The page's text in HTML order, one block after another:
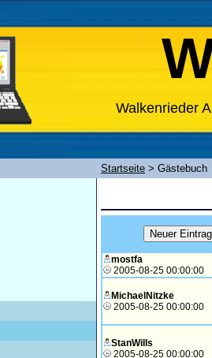
Walkenrieder
Startseite > Gästebuch
mostfa
2005-08-25 00:00:00
MichaelNitzke
2005-08-25 00:00:00
StanWills
2005-08-25 00:00:00